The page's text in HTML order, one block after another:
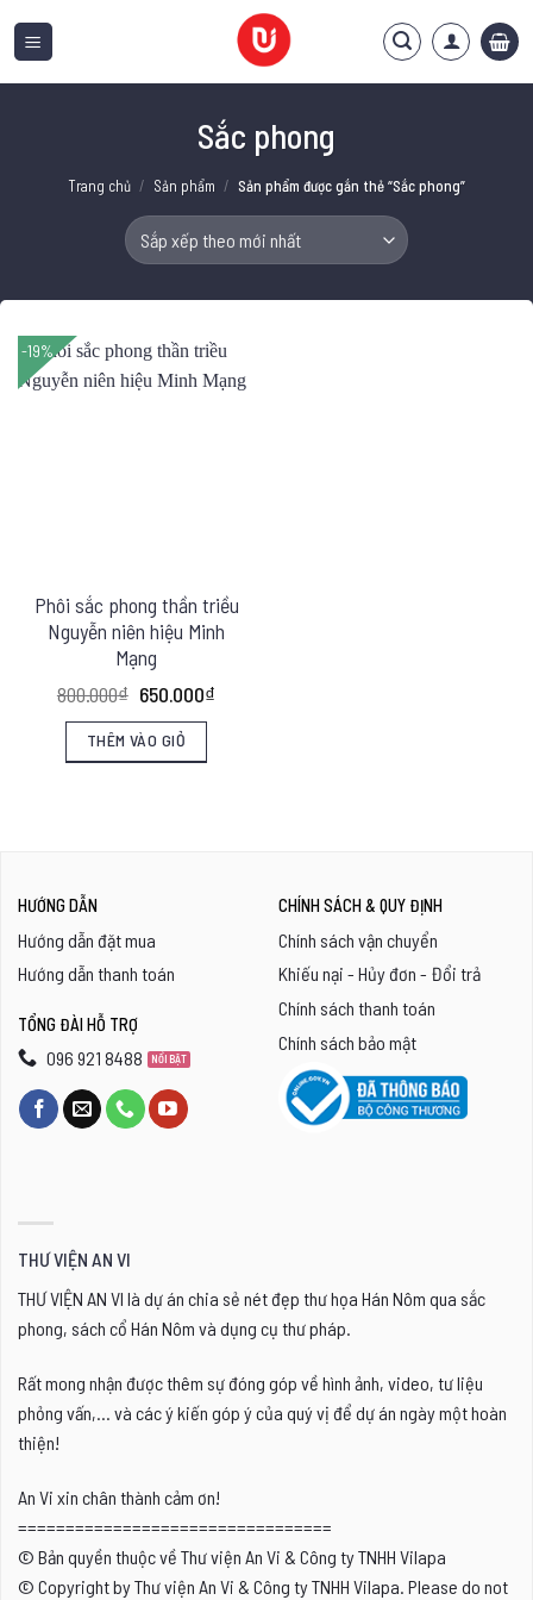
qua
Sắc phong
Trang chủ / Sản phẩm / Sản phẩm được gắn thẻ “Sắc phong”
-19%
Phôi sắc phong thần triều
Nguyễn niên hiệu Minh
Mạng
800.000₫ Giá
là:
800.000₫.
650.000₫
THÊM VÀO GIỎ
HƯỚNG DẪN
Hướng dẫn đặt mua
Hướng dẫn thanh toán
TỔNG ĐÀI HỖ TRỢ
096 921 8488
CHÍNH SÁCH & QUY ĐỊNH
Chính sách vận chuyển
Khiếu nại - Hủy đơn - Đổi trả
Chính sách thanh toán
Chính sách bảo mật
THƯ VIỆN AN VI
THƯ VIỆN AN VI là dự án chia sẻ nét đẹp thư họa Hán Nôm qua sắc
phong, sách cổ Hán Nôm và dụng cụ thư pháp.
Rất mong nhận được thêm sự đóng góp về hình ảnh, video, tư liệu
phỏng vấn,... và các ý kiến góp ý của quý vị để dự án ngày một hoàn
thiện!
An Vi xin chân thành cảm ơn!
=================================
© Bản quyền thuộc về Thư viện An Vi & Công ty TNHH Vilapa
© Copyright by Thư viện An Vi & Công ty TNHH Vilapa. Please do not